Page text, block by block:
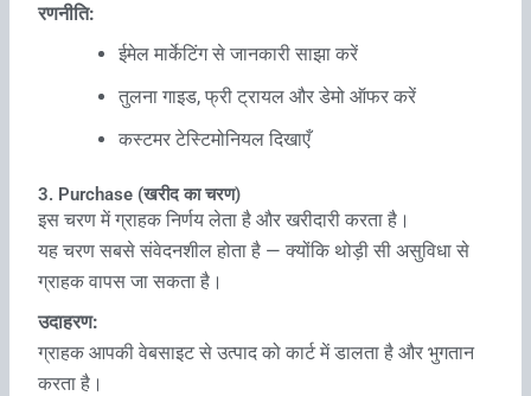
रणनीति:
ईमेल मार्केटिंग से जानकारी साझा करें
तुलना गाइड, फ्री ट्रायल और डेमो ऑफर करें
कस्टमर टेस्टिमोनियल दिखाएँ
3. Purchase (खरीद का चरण)
इस चरण में ग्राहक निर्णय लेता है और खरीदारी करता है।
यह चरण सबसे संवेदनशील होता है — क्योंकि थोड़ी सी असुविधा से
ग्राहक वापस जा सकता है।
उदाहरण:
ग्राहक आपकी वेबसाइट से उत्पाद को कार्ट में डालता है और भुगतान
करता है।